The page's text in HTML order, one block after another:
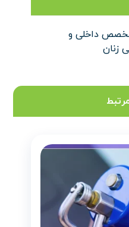
داخلی و
زنان